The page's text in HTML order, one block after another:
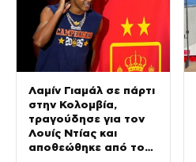
Λαμίν Γιαμάλ σε πάρτι
στην Κολομβία,
τραγούδησε για τον
Λουίς Ντίας και
αποθεώθηκε από τον